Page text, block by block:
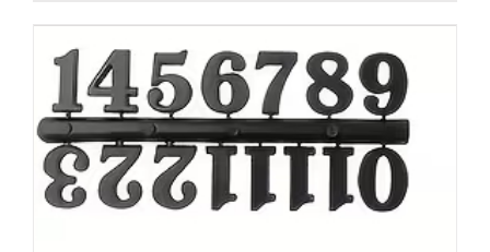
weist
mehrere
Varianten
auf.
Die
Optionen